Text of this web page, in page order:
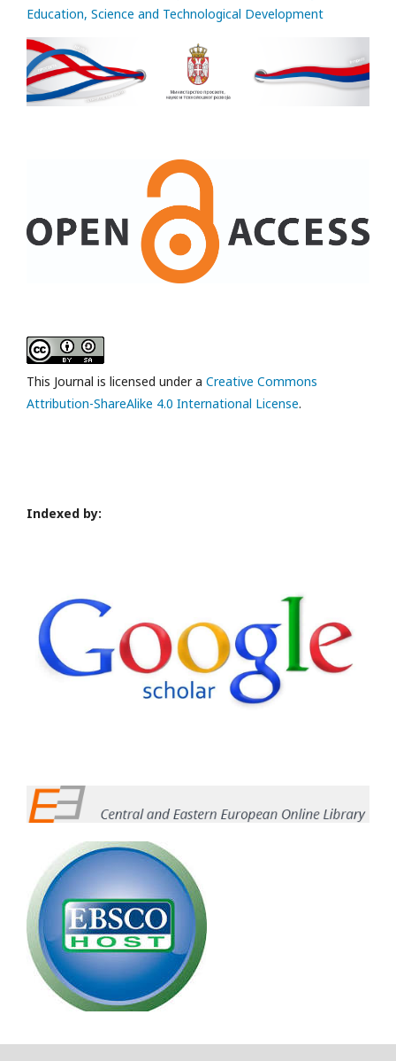
Education, Science and Technological Development
This Journal is licensed under a Creative Commons
Attribution-ShareAlike 4.0 International License.
Indexed by: